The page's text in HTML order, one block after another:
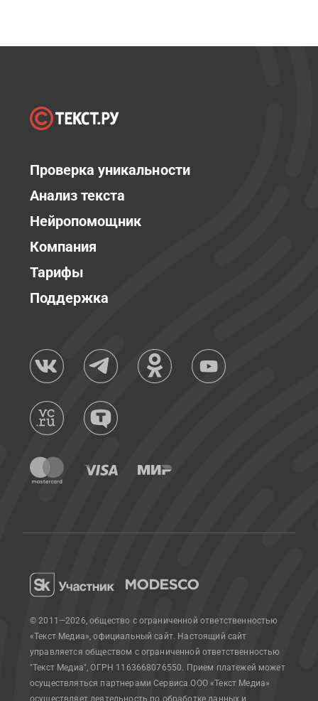
Проверка уникальности
Анализ текста
Нейропомощник
Компания
Тарифы
Поддержка
© 2011—2026, общество с ограниченной ответственностью
«Текст Медиа», официальный сайт. Настоящий сайт
управляется обществом с ограниченной ответственностью
"Текст Медиа", ОГРН 1163668076550. Прием платежей может
осуществляться партнерами Сервиса.ООО «Текст Медиа»
осуществляет деятельность по обработке данных и